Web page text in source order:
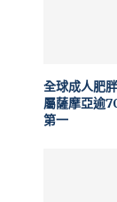
全球成人肥
屬薩摩亞逾
第一